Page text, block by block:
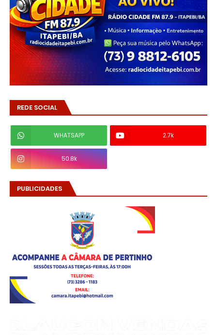
REDE SOCIAL
WHATSAPP 2.7k
50.8k
PUBLICIDADES